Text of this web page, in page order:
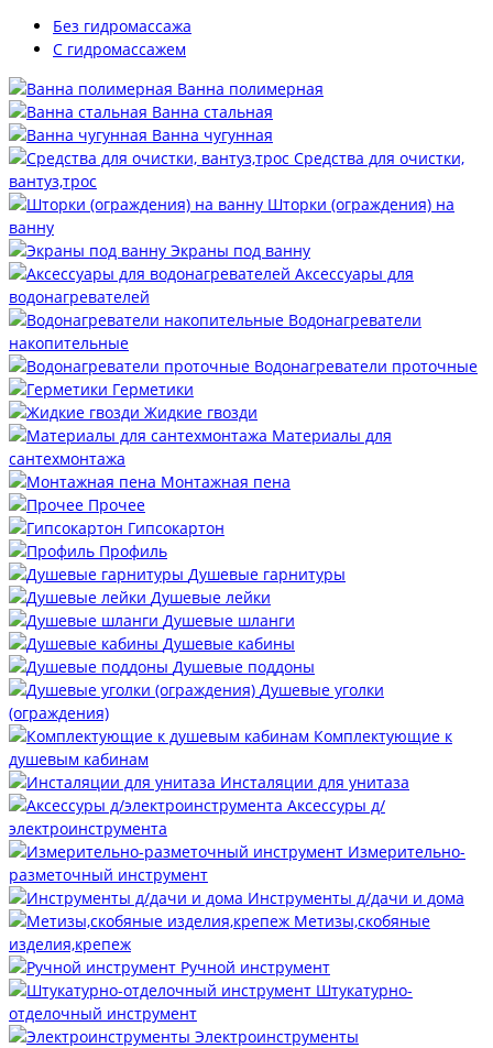
Без гидромассажа
С гидромассажем
Ванна полимерная
Ванна стальная
Ванна чугунная
Средства для очистки,
вантуз,трос
Шторки (ограждения) на
ванну
Экраны под ванну
Аксессуары для
водонагревателей
Водонагреватели
накопительные
Водонагреватели проточные
Герметики
Жидкие гвозди
Материалы для
сантехмонтажа
Монтажная пена
Прочее
Гипсокартон
Профиль
Душевые гарнитуры
Душевые лейки
Душевые шланги
Душевые кабины
Душевые поддоны
Душевые уголки
(ограждения)
Комплектующие к
душевым кабинам
Инсталяции для унитаза
Аксессуры д/
электроинструмента
Измерительно-
разметочный инструмент
Инструменты д/дачи и дома
Метизы,скобяные
изделия,крепеж
Ручной инструмент
Штукатурно-
отделочный инструмент
Электроинструменты